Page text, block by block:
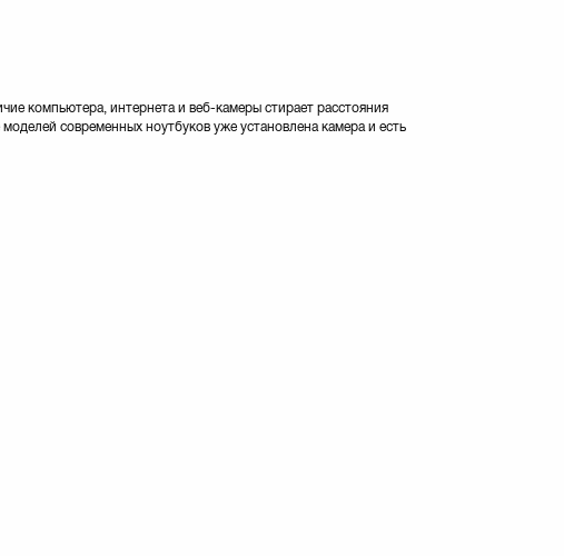
компьютера, интернета и веб-камеры стирает расстояния
современных ноутбуков уже установлена камера и есть